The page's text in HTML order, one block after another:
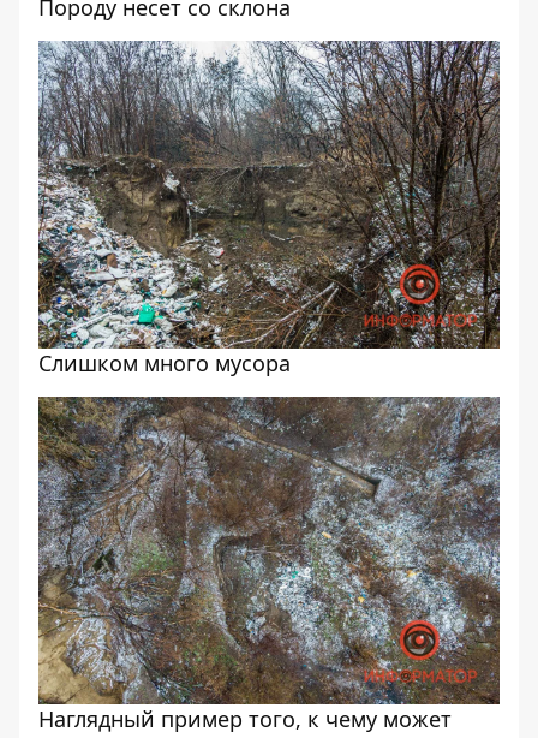
Породу несет со склона
Слишком много мусора
Наглядный пример того, к чему может